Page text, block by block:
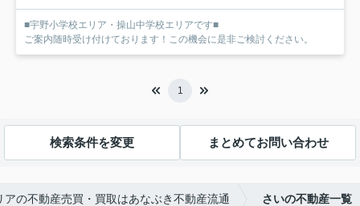
■宇野小学校エリア・操山中学校エリアです■
ご案内随時受け付けております！この機会に是非ご検討ください。
1
検索条件を変更 まとめてお問い合わせ
の不動産売買・買取はあなぶき不動産流通 さいの不動産一覧